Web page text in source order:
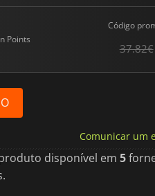
Points
Código
37.82€
Comunicar um
disponível em 5